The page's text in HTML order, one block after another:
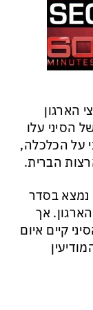
הארגון
הסיני עלו
על הכלכלה,
הברית.
נמצא בסדר
אך
קיים איום